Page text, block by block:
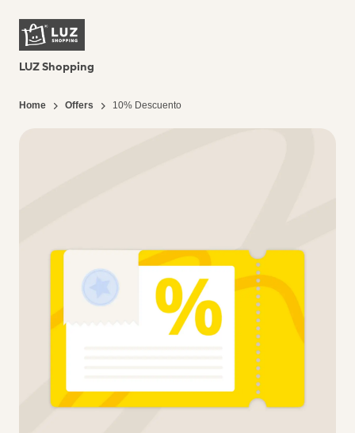
LUZ Shopping
Home Offers 10% Descuento